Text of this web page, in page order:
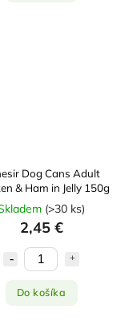
Dog Cans Adult
& Ham in Jelly 150g
(>30 ks)
2,45 €
Do košíka